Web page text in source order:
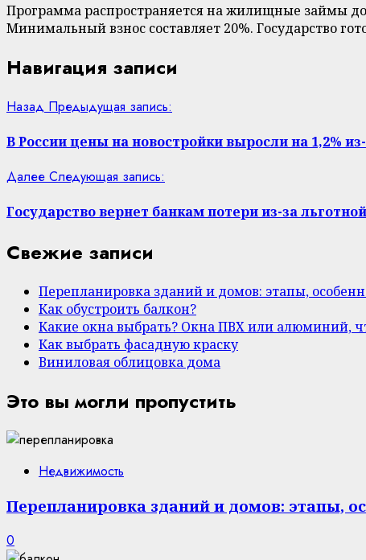
Программа распространяется на жилищные займы
Минимальный взнос составляет 20%. Государство
Навигация записи
Назад Предыдущая запись:
В России цены на новостройки выросли на 1,2%
Далее Следующая запись:
Государство вернет банкам потери из-за
Свежие записи
Перепланировка зданий и домов: этапы,
Как обустроить балкон?
Какие окна выбрать? Окна ПВХ или алюминий,
Как выбрать фасадную краску
Виниловая облицовка дома
Это вы могли пропустить
Недвижимость
Перепланировка зданий и домов: этапы,
0